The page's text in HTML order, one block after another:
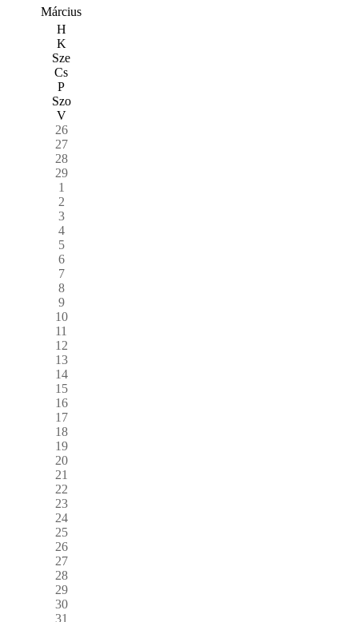
Március
H
K
Sze
Cs
P
Szo
V
26
27
28
29
1
2
3
4
5
6
7
8
9
10
11
12
13
14
15
16
17
18
19
20
21
22
23
24
25
26
27
28
29
30
31